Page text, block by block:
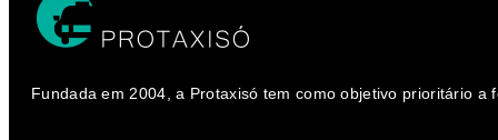
Fundada em 2004, a Protaxisó tem como objetivo prioritário